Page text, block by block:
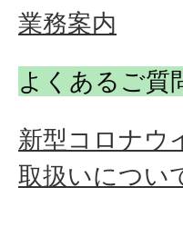
業務案内
よくあるご質
新型コロナウ
取扱いについ